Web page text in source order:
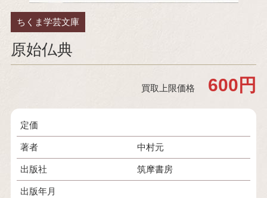
ちくま学芸文庫
原始仏典
買取上限価格 600円
定価
著者 中村元
出版社 筑摩書房
出版年月